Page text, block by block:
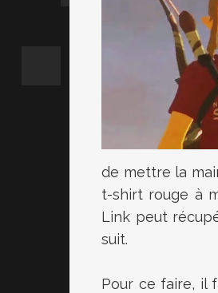
de mettre la
t-shirt rouge à
Link peut
suit.
Pour ce faire, il